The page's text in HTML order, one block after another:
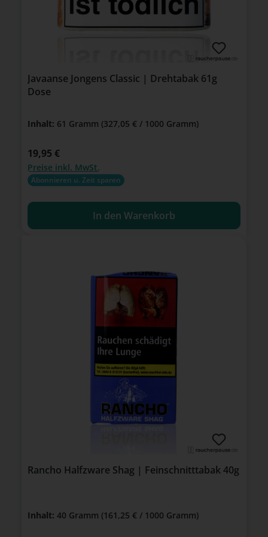
Javaanse Jongens Classic | Drehtabak 61g
Dose
Inhalt: 61 Gramm (327,05 € / 1000 Gramm)
Regulärer Preis:
19,95 €
Preise inkl. MwSt.
Abonnieren u. Zeit sparen
In den Warenkorb
Rancho Halfzware Shag | Feinschnitttabak 40g
Inhalt: 40 Gramm (161,25 € / 1000 Gramm)